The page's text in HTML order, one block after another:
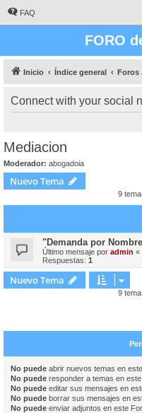
FAQ
FORO
Inicio Índice general Foros
Connect with your social
Mediacion
Moderador: abogadoia
Nuevo Tema
9
"Demanda por
Último mensaje por admin «
Respuestas: 1
Nuevo Tema
9
No puede abrir nuevos temas en
No puede responder a temas en
No puede editar sus mensajes en
No puede borrar sus mensajes en
No puede enviar adjuntos en este